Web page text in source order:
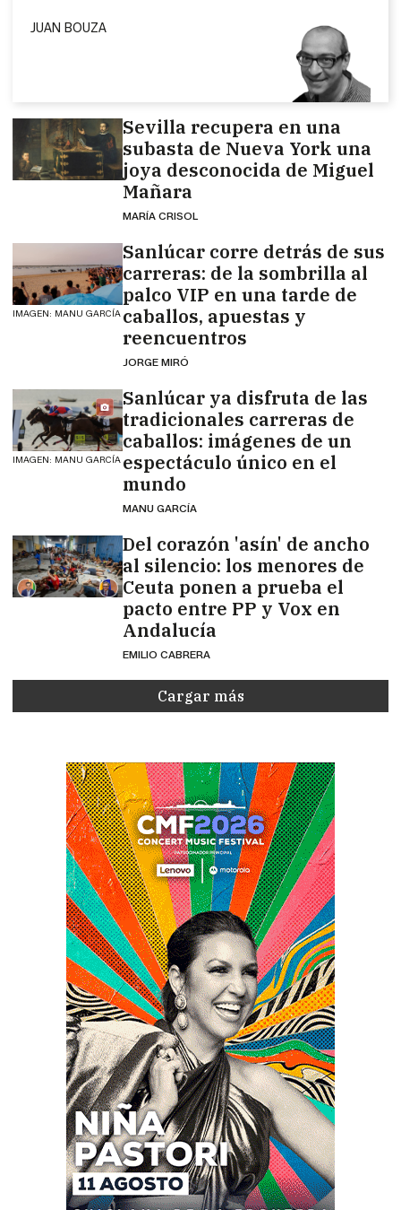
JUAN BOUZA
Sevilla recupera en una
subasta de Nueva York una
joya desconocida de Miguel
Mañara
MARÍA CRISOL
IMAGEN: MANU GARCÍA
Sanlúcar corre detrás de sus
carreras: de la sombrilla al
palco VIP en una tarde de
caballos, apuestas y
reencuentros
JORGE MIRÓ
IMAGEN: MANU GARCÍA
Sanlúcar ya disfruta de las
tradicionales carreras de
caballos: imágenes de un
espectáculo único en el
mundo
MANU GARCÍA
Del corazón 'asín' de ancho
al silencio: los menores de
Ceuta ponen a prueba el
pacto entre PP y Vox en
Andalucía
EMILIO CABRERA
Cargar más